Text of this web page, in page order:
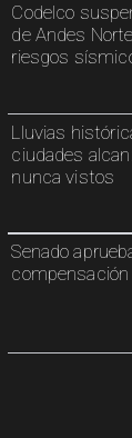
Codelco
de Andes
riesgos
Lluvias
ciudades
nunca vistos
Senado